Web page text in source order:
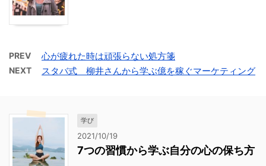
PREV 心が疲れた時は頑張らない処方箋
NEXT スタバ式 柳井さんから学ぶ億を稼ぐマーケティング
学び
2021/10/19
7つの習慣から学ぶ自分の心の保ち方